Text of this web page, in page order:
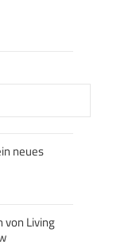
neues
von Living